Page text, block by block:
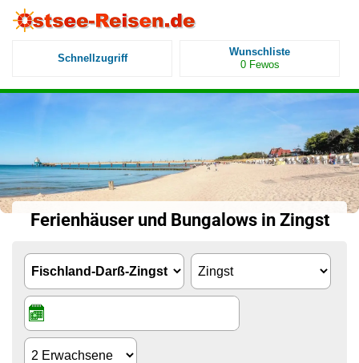
Schnellzugriff
Wunschliste
0 Fewos
Ferienhäuser und Bungalows in Zingst